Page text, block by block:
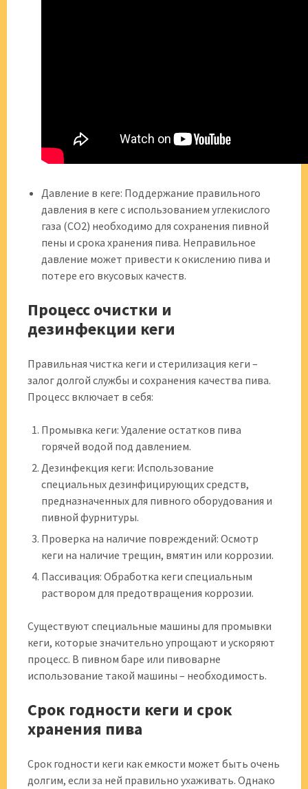
Давление в кеге: Поддержание правильного
давления в кеге с использованием углекислого
газа (CO2) необходимо для сохранения пивной
пены и срока хранения пива. Неправильное
давление может привести к окислению пива и
потере его вкусовых качеств.
Процесс очистки и
дезинфекции кеги
Правильная чистка кеги и стерилизация кеги –
залог долгой службы и сохранения качества пива.
Процесс включает в себя:
Промывка кеги: Удаление остатков пива
горячей водой под давлением.
Дезинфекция кеги: Использование
специальных дезинфицирующих средств,
предназначенных для пивного оборудования и
пивной фурнитуры.
Проверка на наличие повреждений: Осмотр
кеги на наличие трещин, вмятин или коррозии.
Пассивация: Обработка кеги специальным
раствором для предотвращения коррозии.
Существуют специальные машины для промывки
кеги, которые значительно упрощают и ускоряют
процесс. В пивном баре или пивоварне
использование такой машины – необходимость.
Срок годности кеги и срок
хранения пива
Срок годности кеги как емкости может быть очень
долгим, если за ней правильно ухаживать. Однако